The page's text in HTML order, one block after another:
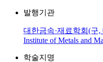
발행기관
대한금속·재료학회(구,
Institute of Metals and
학술지명